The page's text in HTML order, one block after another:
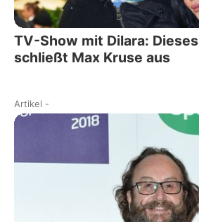
TV-Show mit Dilara:
schließt Max Kruse aus
Artikel -